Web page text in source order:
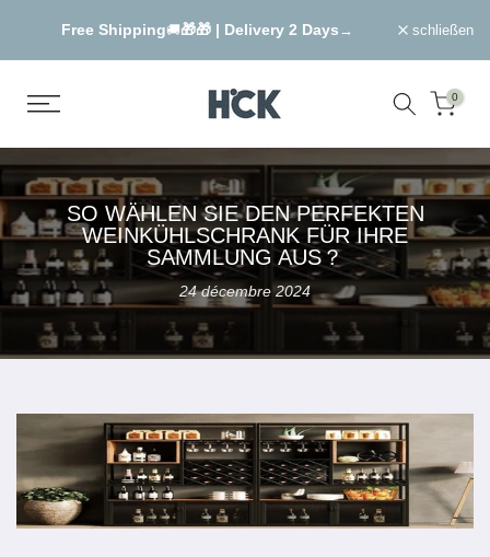
Summer Sale⌛🍻| UP TO 30% OFF !🎉🎁 schließen
0
SO WÄHLEN SIE DEN PERFEKTEN
WEINKÜHLSCHRANK FÜR IHRE
SAMMLUNG AUS？
24 décembre 2024